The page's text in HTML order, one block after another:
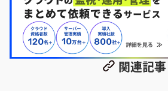
関連記事